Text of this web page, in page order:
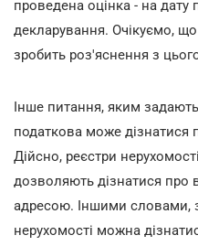
проведена оцінка - на дату
декларування. Очікуємо,
зробить роз'яснення з
Інше питання, яким
податкова може дізнатися
Дійсно, реєстри
дозволяють дізнатися
адресою. Іншими словами,
нерухомості можна